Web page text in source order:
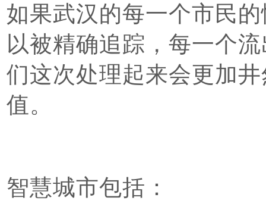
如果武汉的每一个市民
以被精确追踪，每一个
们这次处理起来会更加
值。
智慧城市包括：